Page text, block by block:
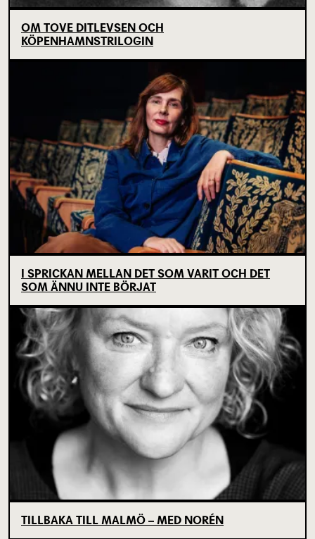
OM TOVE DITLEVSEN OCH
KÖPENHAMNSTRILOGIN
I SPRICKAN MELLAN DET SOM VARIT OCH DET
SOM ÄNNU INTE BÖRJAT
TILLBAKA TILL MALMÖ – MED NORÉN